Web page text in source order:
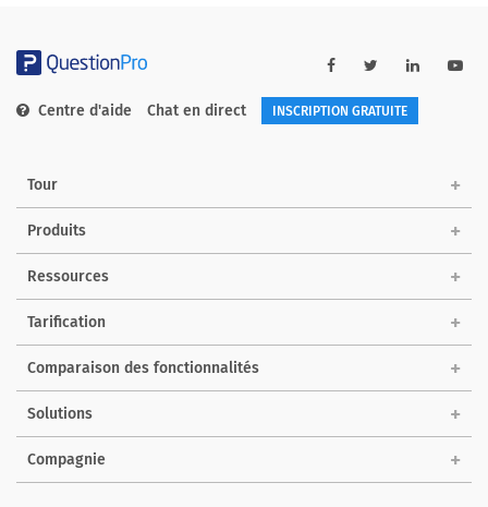
Centre d'aide Chat en direct INSCRIPTION GRATUITE
Tour
Produits
Ressources
Tarification
Comparaison des fonctionnalités
Solutions
Compagnie